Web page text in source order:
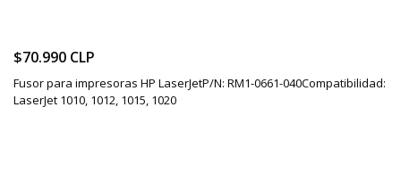
$70.990 CLP
Fusor para impresoras HP LaserJetP/N: RM1-0661-040Compatibilidad:
LaserJet 1010, 1012, 1015, 1020